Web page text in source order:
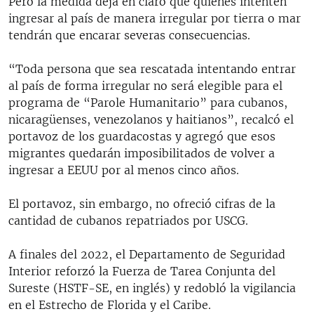
ingresar al país de manera irregular por tierra o mar
tendrán que encarar severas consecuencias.
“Toda persona que sea rescatada intentando entrar
al país de forma irregular no será elegible para el
programa de “Parole Humanitario” para cubanos,
nicaragüenses, venezolanos y haitianos”, recalcó el
portavoz de los guardacostas y agregó que esos
migrantes quedarán imposibilitados de volver a
ingresar a EEUU por al menos cinco años.
El portavoz, sin embargo, no ofreció cifras de la
cantidad de cubanos repatriados por USCG.
A finales del 2022, el Departamento de Seguridad
Interior reforzó la Fuerza de Tarea Conjunta del
Sureste (HSTF-SE, en inglés) y redobló la vigilancia
en el Estrecho de Florida y el Caribe.